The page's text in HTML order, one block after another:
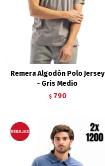
Remera Algodón Polo Jersey
- Gris Medio
$ 790